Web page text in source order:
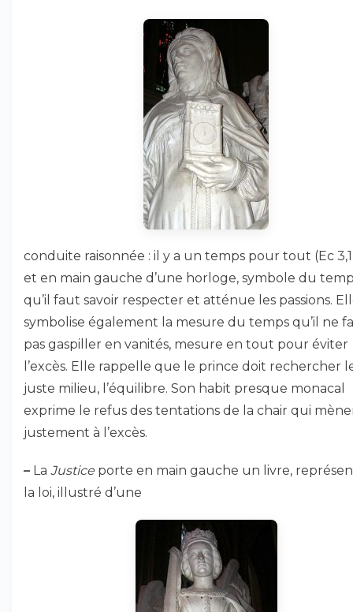
conduite raisonnée : il y a un temps pour tout (Ec
et en main gauche d’une horloge, symbole du
qu’il faut savoir respecter et atténue les passions.
symbolise également la mesure du temps qu’il ne
pas gaspiller en vanités, mesure en tout pour éviter
l’excès. Elle rappelle que le prince doit rechercher
juste milieu, l’équilibre. Son habit presque monacal
exprime le refus des tentations de la chair qui
justement à l’excès.
– La Justice porte en main gauche un livre,
la loi, illustré d’une